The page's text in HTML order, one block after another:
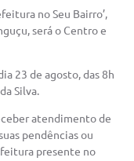
no Seu Bairro’,
será o Centro e
23 de agosto, das 8h
Silva.
atendimento de
pendências ou
presente no